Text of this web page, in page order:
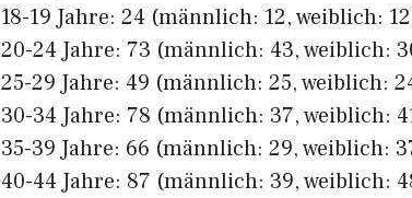
18-19 Jahre: 24 (männlich: 12, weiblich:
20-24 Jahre: 73 (männlich: 43, weiblich:
25-29 Jahre: 49 (männlich: 25, weiblich:
30-34 Jahre: 78 (männlich: 37, weiblich:
35-39 Jahre: 66 (männlich: 29, weiblich:
40-44 Jahre: 87 (männlich: 39, weiblich: